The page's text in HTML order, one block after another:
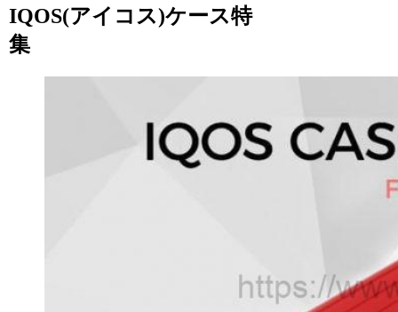
IQOS(アイコス)ケース特
集